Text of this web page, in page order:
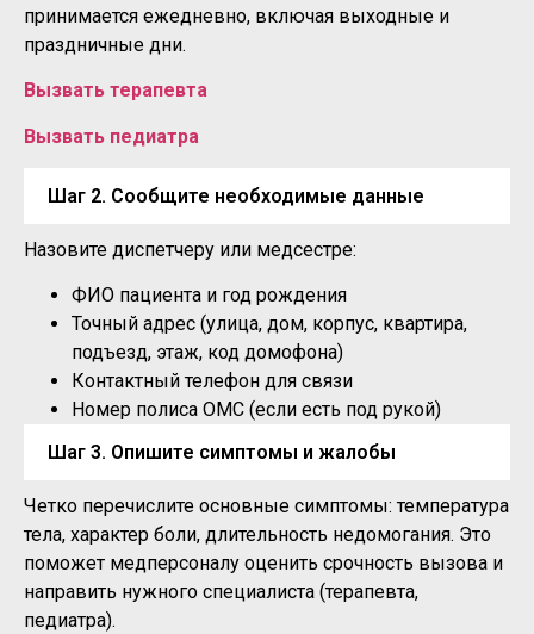
принимается ежедневно, включая выходные и
праздничные дни.
Вызвать терапевта
Вызвать педиатра
Шаг 2. Сообщите необходимые данные
Назовите диспетчеру или медсестре:
ФИО пациента и год рождения
Точный адрес (улица, дом, корпус, квартира,
подъезд, этаж, код домофона)
Контактный телефон для связи
Номер полиса ОМС (если есть под рукой)
Шаг 3. Опишите симптомы и жалобы
Четко перечислите основные симптомы: температура
тела, характер боли, длительность недомогания. Это
поможет медперсоналу оценить срочность вызова и
направить нужного специалиста (терапевта,
педиатра).